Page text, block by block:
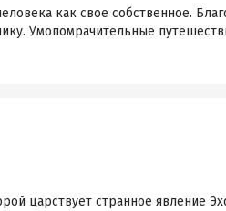
как свое собственное.
Умопомрачительные
царствует странное явление